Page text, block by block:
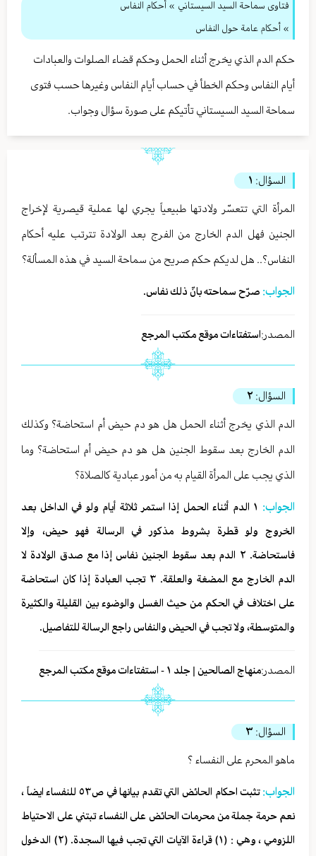
فتاوى سماحة السيد السيستاني » أحكام النفاس
» أحكام عامة حول النفاس
حكم الدم الذي يخرج أثناء الحمل وحكم قضاء الصلوات والعبادات
أيام النفاس وحكم الخطأ في حساب أيام النفاس وغيرها حسب فتوى
سماحة السيد السيستاني تأتيكم على صورة سؤال وجواب.
السؤال: ١
المرأة التي تتعسّر ولادتها طبيعياً يجري لها عملية قيصرية لإخراج
الجنين فهل الدم الخارج من الفرج بعد الولادة تترتب عليه أحكام
النفاس؟.. هل لديكم حكم صريح من سماحة السيد في هذه المسألة؟
الجواب: صرّح سماحته بانّ ذلك نفاس.
المصدر:استفتاءات موقع مكتب المرجع
السؤال: ٢
الدم الذي يخرج أثناء الحمل هل هو دم حيض أم استحاضة؟ وكذلك
الدم الخارج بعد سقوط الجنين هل هو دم حيض أم استحاضة؟ وما
الذي يجب على المرأة القيام به من أمور عبادية كالصلاة؟
الجواب:
١ الدم أثناء الحمل إذا استمر ثلاثة أيام ولو في الداخل بعد
الخروج ولو قطرة بشروط مذكور في الرسالة فهو حيض، وإلا
فاستحاضة. ٢ الدم بعد سقوط الجنين نفاس إذا مع صدق الولادة لا
الدم الخارج مع المضغة والعلقة. ٣ تجب العبادة إذا كان استحاضة
على اختلاف في الحكم من حيث الغسل والوضوء بين القليلة والكثيرة
والمتوسطة، ولا تجب في الحيض والنفاس راجع الرسالة للتفاصيل.
المصدر:منهاج الصالحين | جلد ١ - استفتاءات موقع مكتب المرجع
السؤال: ٣
ماهو المحرم على النفساء ؟
الجواب:
تثبت احكام الحائض التي تقدم بيانها في ص٥٣ للنفساء ايضاً ،
نعم حرمة جملة من محرمات الحائض على النفساء تبتني على الاحتياط
اللزومي ، وهي : (١) قراءة الآيات التي تجب فيها السجدة. (٢) الدخول